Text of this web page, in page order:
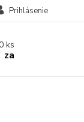
Prihlásenie
ks
za